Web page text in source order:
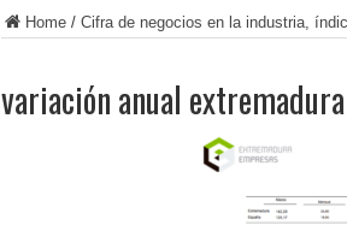
Home/ Cifra de negocios en la industria,
variación anual extremadura